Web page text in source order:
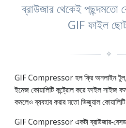
ব্রাউজার থেকেই পছন্দমতো
GIF ফাইল
✧
GIF Compressor হল ফ্রি অনলাইন টুল,
ইমেজ কোয়ালিটি কন্ট্রোল করে ফাইল সাইজ
কমলেও ব্যবহার করার মতো ভিজুয়াল
GIF Compressor একটা ব্রাউজার‑বেসড